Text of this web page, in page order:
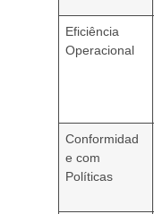
Eficiência
Operacional
Conformidad
e com
Políticas